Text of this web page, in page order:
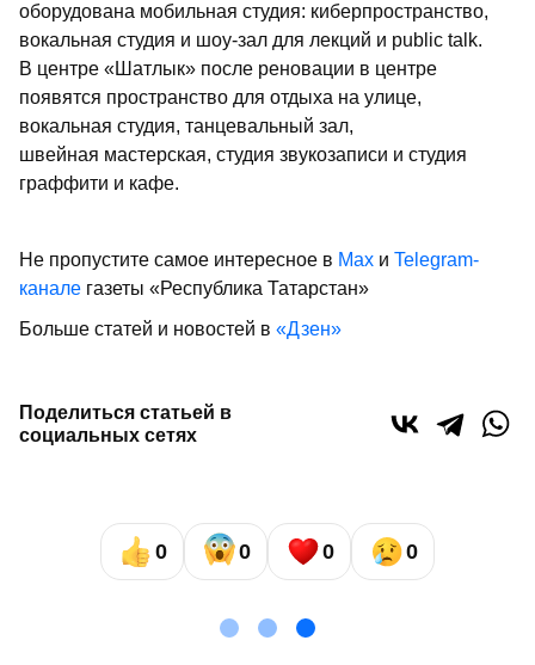
оборудована мобильная студия: киберпространство,
вокальная студия и шоу-зал для лекций и public talk.
В центре «Шатлык» после реновации в центре
появятся пространство для отдыха на улице,
вокальная студия, танцевальный зал,
швейная мастерская, студия звукозаписи и студия
граффити и кафе.
Не пропустите самое интересное в Max и Telegram-
канале газеты «Республика Татарстан»
Больше статей и новостей в «Дзен»
Поделиться статьей в
социальных сетях
0 0 0 0